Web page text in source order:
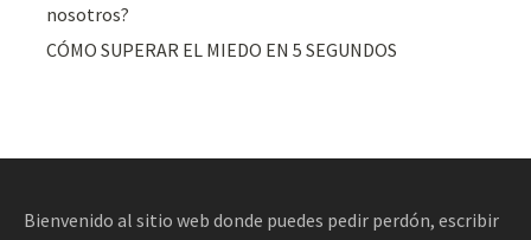
nosotros?
CÓMO SUPERAR EL MIEDO EN 5 SEGUNDOS
Bienvenido al sitio web donde puedes pedir perdón, escribir